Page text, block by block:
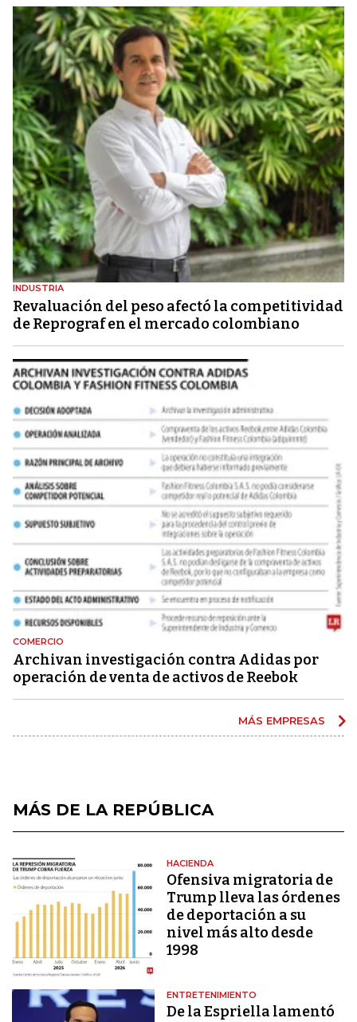
INDUSTRIA
Revaluación del peso afectó la competitividad
de Reprograf en el mercado colombiano
COMERCIO
Archivan investigación contra Adidas por
operación de venta de activos de Reebok
MÁS EMPRESAS
MÁS DE LA REPÚBLICA
HACIENDA
Ofensiva migratoria de
Trump lleva las órdenes
de deportación a su
nivel más alto desde
1998
ENTRETENIMIENTO
De la Espriella lamentó